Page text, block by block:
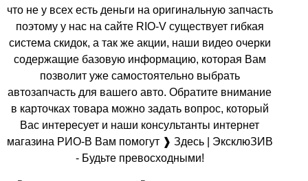
что не у всех есть деньги на оригинальную запчасть
поэтому у нас на сайте RIO-V существует гибкая
система скидок, а так же акции, наши видео очерки
содержащие базовую информацию, которая Вам
позволит уже самостоятельно выбрать
автозапчасть для вашего авто. Обратите внимание
в карточках товара можно задать вопрос, который
Вас интересует и наши консультанты интернет
магазина РИО-В Вам помогут ❱ Здесь | ЭксклюЗИВ
- Будьте превосходными!